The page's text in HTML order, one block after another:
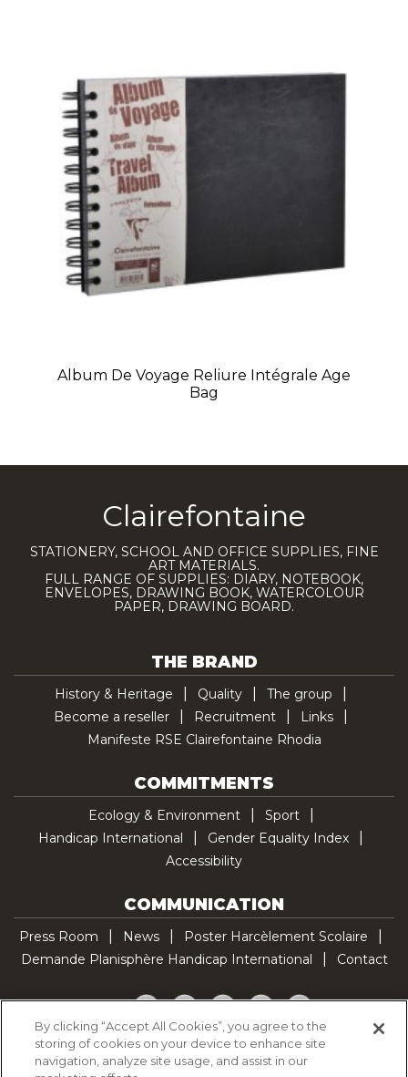
Album De Voyage Reliure Intégrale Age
Bag
Clairefontaine
STATIONERY, SCHOOL AND OFFICE SUPPLIES, FINE
ART MATERIALS.
FULL RANGE OF SUPPLIES: DIARY, NOTEBOOK,
ENVELOPES, DRAWING BOOK, WATERCOLOUR
PAPER, DRAWING BOARD.
THE BRAND
History & Heritage Quality
The group
Become a reseller
Recruitment
Links
Manifeste RSE Clairefontaine Rhodia
COMMITMENTS
Ecology & Environment
Sport
Handicap International
Gender Equality Index
Accessibility
COMMUNICATION
Press Room News
Poster Harcèlement Scolaire
Demande Planisphère Handicap International
Contact
Facebook
TwitterYouTubePinterestTikTok
Cookie Policy
By clicking “Accept All Cookies”, you agree to the
storing of cookies on your device to enhance site
navigation, analyze site usage, and assist in our